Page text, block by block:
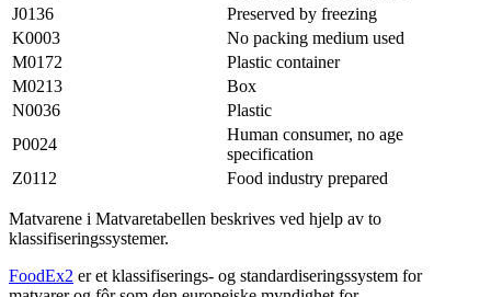
J0136
Preserved by freezing
K0003
No packing medium used
M0172
Plastic container
M0213
Box
N0036
Plastic
P0024
Human consumer, no age
specification
Z0112
Food industry prepared
Matvarene i Matvaretabellen beskrives ved hjelp av to
klassifiseringssystemer.
FoodEx2 er et klassifiserings- og standardiseringssystem for